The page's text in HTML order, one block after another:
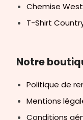
Chemise
T-Shirt
Notre
Politique de
Mentions
Conditions